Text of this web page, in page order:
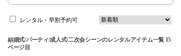
レンタル・早割予約可
結婚式/パーティ/成人式/二次会シーンのレンタルアイテム一覧 15
ページ目